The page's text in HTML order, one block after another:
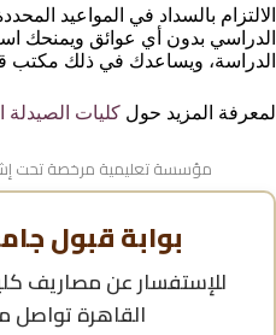
الالتزام بالسداد في المواعيد
الدراسي بدون أي عوائق ويمنحك
الدراسة، ويساعدك في ذلك
لمعرفة المزيد حول كليات الصيدلة
مؤسسة تعليمية مرخصة تحت
بوابة قبول
للإستفسار عنمصاريف
القاهرةتواصل